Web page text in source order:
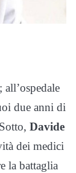
due anni di
Davide
dei medici
la battaglia